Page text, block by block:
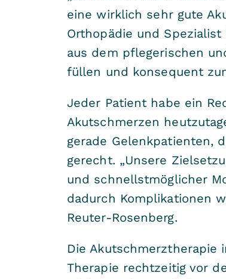
eine wirklich sehr gute
Orthopädie und
aus dem pflegerischen
füllen und konsequent
Jeder Patient habe ein
Akutschmerzen
gerade Gelenkpatienten,
gerecht. „Unsere
und schnellstmöglicher
dadurch Komplikationen
Reuter-Rosenberg.
Die Akutschmerztherapie
Therapie rechtzeitig vor